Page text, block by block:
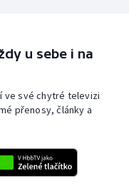
u sebe i na
ve své chytré televizi
přenosy, články a